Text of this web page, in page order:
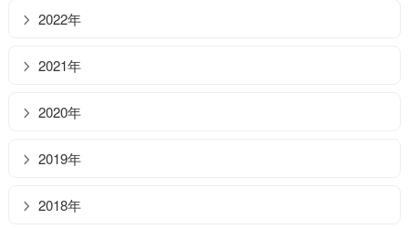
2022年
2021年
2020年
2019年
2018年